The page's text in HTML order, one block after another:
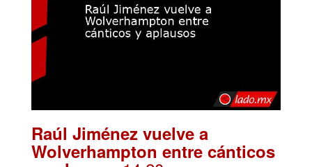
Raúl Jiménez vuelve a
Wolverhampton entre cánticos